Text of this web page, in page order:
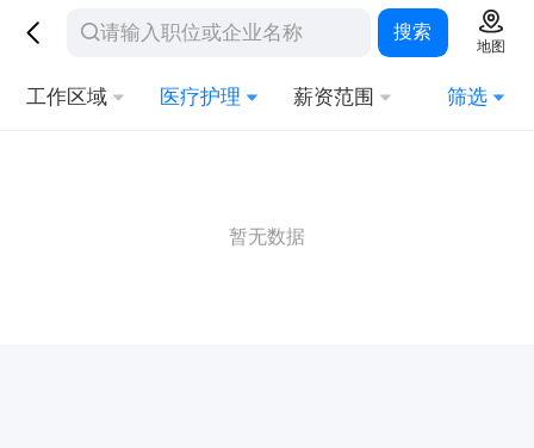
搜索
地图
工作区域 医疗护理 薪资范围 筛选
暂无数据